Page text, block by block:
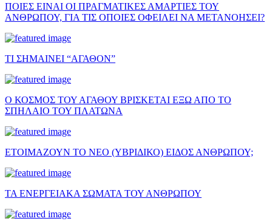
ΠΟΙΕΣ ΕΙΝΑΙ ΟΙ ΠΡΑΓΜΑΤΙΚΕΣ ΑΜΑΡΤΙΕΣ ΤΟΥ
ΑΝΘΡΩΠΟΥ, ΓΙΑ ΤΙΣ ΟΠΟΙΕΣ ΟΦΕΙΛΕΙ ΝΑ ΜΕΤΑΝΟΗΣΕΙ?
ΤΙ ΣΗΜΑΙΝΕΙ “ΑΓΑΘΟΝ”
Ο ΚΟΣΜΟΣ ΤΟΥ ΑΓΑΘΟΥ ΒΡΙΣΚΕΤΑΙ ΕΞΩ ΑΠΟ ΤΟ
ΣΠΗΛΑΙΟ ΤΟΥ ΠΛΑΤΩΝΑ
ΕΤΟΙΜΑΖΟΥΝ ΤΟ ΝΕΟ (ΥΒΡΙΔΙΚΟ) ΕΙΔΟΣ ΑΝΘΡΩΠΟΥ;
ΤΑ ΕΝΕΡΓΕΙΑΚΑ ΣΩΜΑΤΑ ΤΟΥ ΑΝΘΡΩΠΟΥ